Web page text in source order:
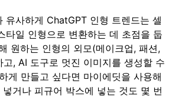
유사하게 ChatGPT 인형 트렌드는 셀
타일 인형으로 변환하는 데 초점을 둡
원하는 인형의 외모(메이크업, 패션,
, AI 도구로 멋진 이미지를 생성할 수
게 만들고 싶다면 마이에딧을 사용해
거나 피규어 박스에 넣는 것도 몇 번